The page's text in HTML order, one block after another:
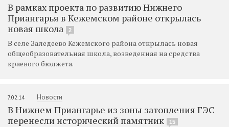
В рамках проекта по развитию Нижнего
Приангарья в Кежемском районе открылась
новая школа
2
В селе Заледеево Кежемского района открылась новая
общеобразовательная школа, возведенная на средства
краевого бюджета.
7.02.14 Новости
В Нижнем Приангарье из зоны затопления ГЭС
перенесли исторический памятник
15